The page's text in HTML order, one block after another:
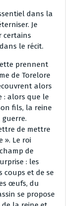
dans la
Je
certains
le récit.
prennent
de Torelore
alors
: alors que le
fils, la reine
de mettre
». Le roi
de
: les
coups et de se
œufs, du
se propose